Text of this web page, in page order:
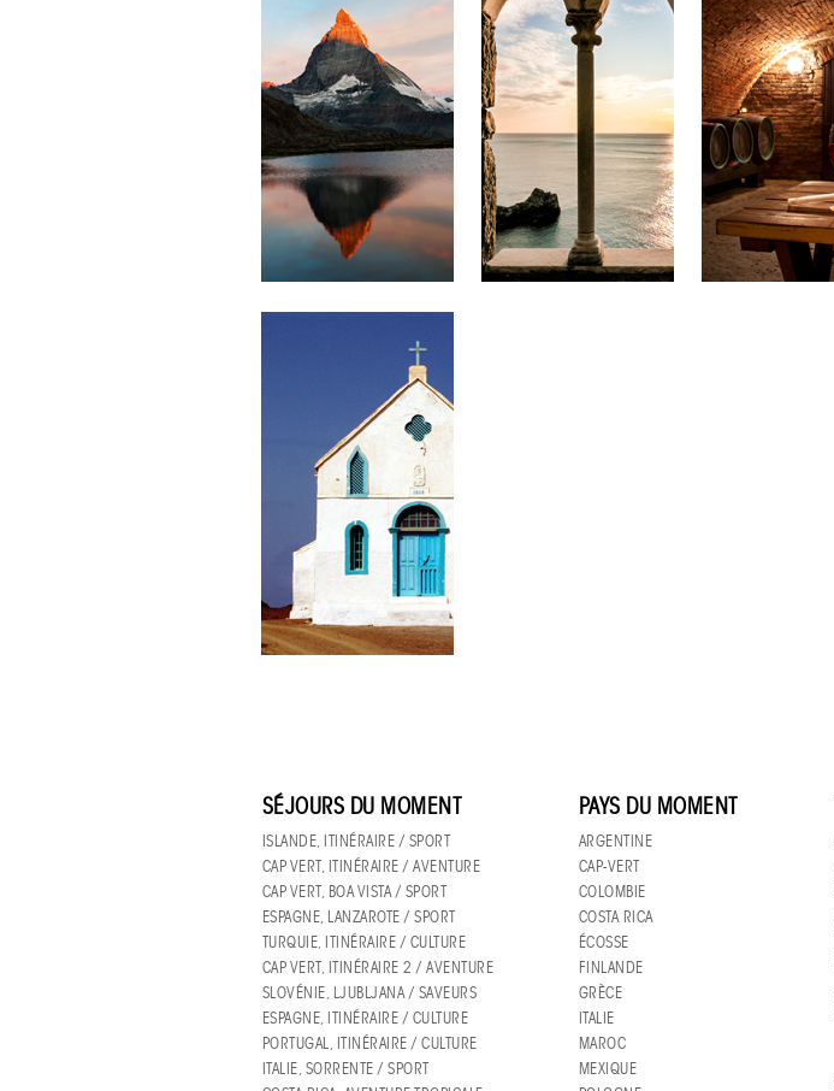
SÉJOURS DU MOMENT
ISLANDE, ITINÉRAIRE / SPORT
CAP VERT, ITINÉRAIRE / AVENTURE
CAP VERT, BOA VISTA / SPORT
ESPAGNE, LANZAROTE / SPORT
TURQUIE, ITINÉRAIRE / CULTURE
CAP VERT, ITINÉRAIRE 2 / AVENTURE
SLOVÉNIE, LJUBLJANA / SAVEURS
ESPAGNE, ITINÉRAIRE / CULTURE
PORTUGAL, ITINÉRAIRE / CULTURE
ITALIE, SORRENTE / SPORT
PAYS DU MOMENT
ARGENTINE
CAP-VERT
COLOMBIE
COSTA RICA
ÉCOSSE
FINLANDE
GRÈCE
ITALIE
MAROC
MEXIQUE